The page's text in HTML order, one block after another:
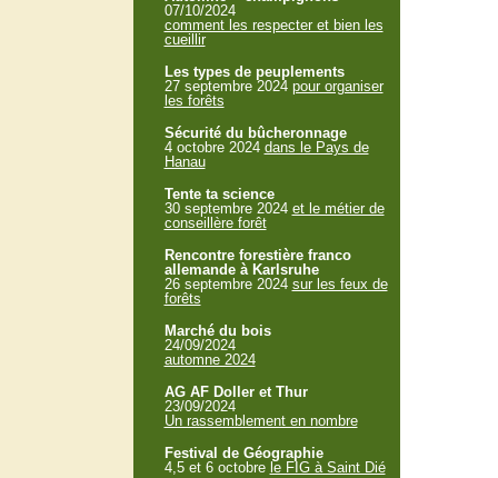
07/10/2024
comment les respecter et bien les
cueillir
Les types de peuplements
27 septembre 2024 pour organiser
les forêts
Sécurité du bûcheronnage
4 octobre 2024 dans le Pays de
Hanau
Tente ta science
30 septembre 2024 et le métier de
conseillère forêt
Rencontre forestière franco
allemande à Karlsruhe
26 septembre 2024 sur les feux de
forêts
Marché du bois
24/09/2024
automne 2024
AG AF Doller et Thur
23/09/2024
Un rassemblement en nombre
Festival de Géographie
4,5 et 6 octobre le FIG à Saint Dié